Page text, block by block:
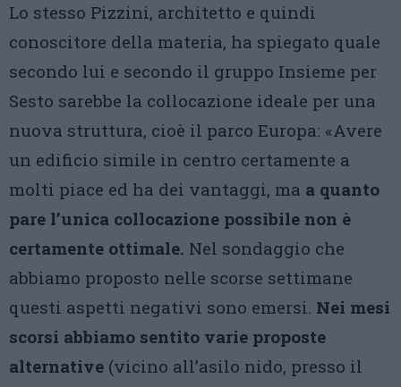
Lo stesso Pizzini, architetto e quindi
conoscitore della materia, ha spiegato quale
secondo lui e secondo il gruppo Insieme per
Sesto sarebbe la collocazione ideale per una
nuova struttura, cioè il parco Europa: «Avere
un edificio simile in centro certamente a
molti piace ed ha dei vantaggi, ma a quanto
pare l’unica collocazione possibile non è
certamente ottimale. Nel sondaggio che
abbiamo proposto nelle scorse settimane
questi aspetti negativi sono emersi. Nei mesi
scorsi abbiamo sentito varie proposte
alternative (vicino all’asilo nido, presso il